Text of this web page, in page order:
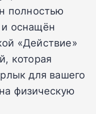
полностью
оснащён
«Действие»
которая
для вашего
физическую